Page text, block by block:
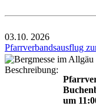
03.10. 2026
Pfarrverbandsausflug
Beschreibung:
um